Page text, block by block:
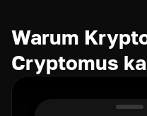
Warum
Cryptomus